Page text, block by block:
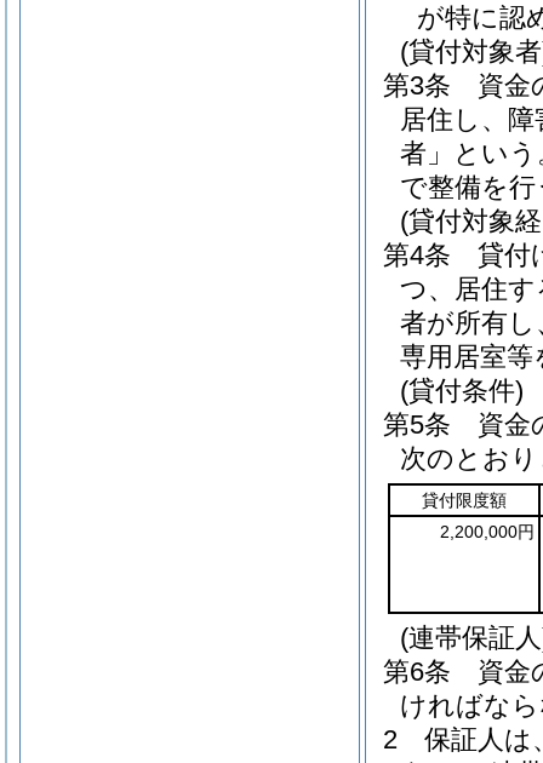
が特に認
(貸付対象
第3条
資金
居住し、
者」という
で整備を
(貸付対象
第4条
貸付
つ、居住
者が所有
専用居室
(貸付条件)
第5条
資金
次のとお
貸付限度額
2,200,000円
(連帯保証
第6条
資金
ければな
2
保証人は